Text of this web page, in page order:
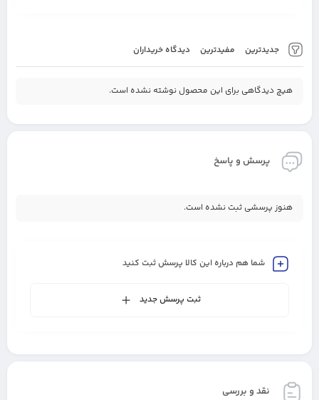
جدیدترین مفیدترین دیدگاه خریداران
هیچ دیدگاهی برای این محصول نوشته نشده است.
پرسش و پاسخ
هنوز پرسشی ثبت نشده است.
شما هم درباره این کالا پرسش ثبت کنید
ثبت پرسش جدید
نقد و بررسی